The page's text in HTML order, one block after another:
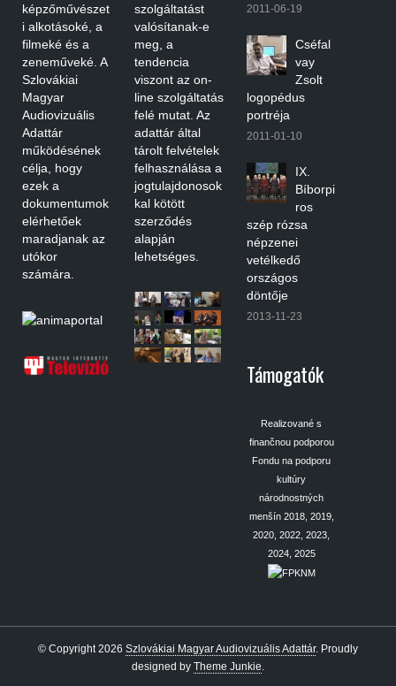
képzőművészet
i alkotásoké, a
filmeké és a
zeneműveké. A
Szlovákiai
Magyar
Audiovizuális
Adattár
működésének
célja, hogy
ezek a
dokumentumok
elérhetőek
maradjanak az
utókor
számára.
szolgáltatást
valósítanak-e
meg, a
tendencia
viszont az on-
line szolgáltatás
felé mutat. Az
adattár által
tárolt felvételek
felhasználása a
jogtulajdonosok
kal kötött
szerződés
alapján
lehetséges.
2011-06-19
Cséfal
vay
Zsolt
logopédus
portréja
2011-01-10
IX.
Bíborpi
ros
szép rózsa
népzenei
vetélkedő
országos
döntője
2013-11-23
Támogatók
Realizované s
finančnou podporou
Fondu na podporu
kultúry
národnostných
menšín 2018, 2019,
2020, 2022, 2023,
2024, 2025
© Copyright 2026 Szlovákiai Magyar Audiovizuális Adattár. Proudly
designed by Theme Junkie.